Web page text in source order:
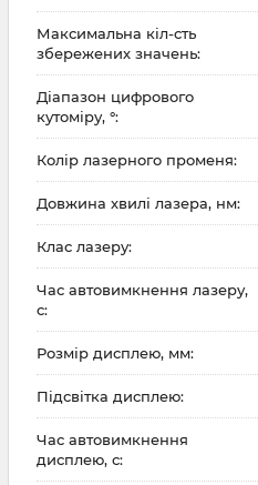
Максимальна кіл-сть
збережених значень:
Діапазон цифрового
кутоміру, °:
Колір лазерного променя:
Довжина хвилі лазера, нм:
Клас лазеру:
Час автовимкнення лазеру,
с:
Розмір дисплею, мм:
Підсвітка дисплею:
Час автовимкнення
дисплею, с: